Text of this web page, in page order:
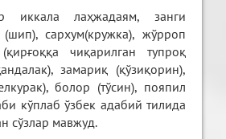
иккала лаҳжадаям, занги
сархум(кружка), жўрроп
чиқарилган тупроқ
замариқ (қўзиқорин),
болор (тўсин), пояпил
кўплаб ўзбек адабий тилида
сўзлар мавжуд.